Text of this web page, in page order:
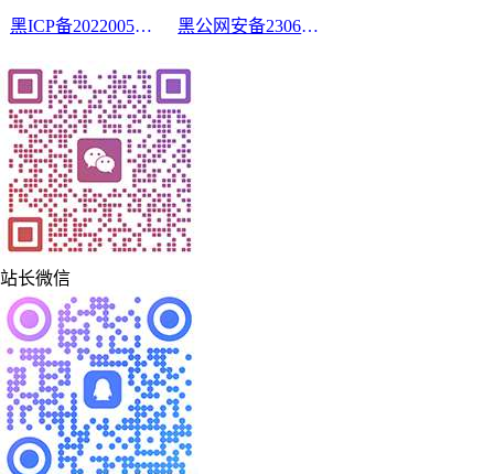
黑ICP备2022005210号-2
黑公网安备23060302000213号
站长微信